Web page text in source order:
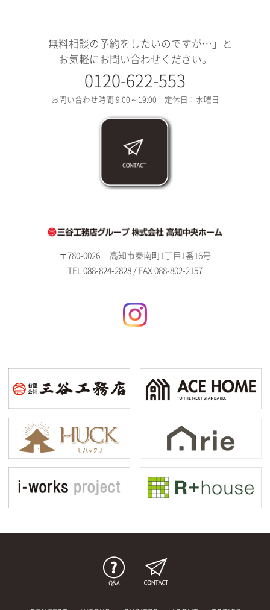
「無料相談の予約をしたいのですが…」と
お気軽にお問い合わせください。
0120-622-553
お問い合わせ時間 9:00～19:00 定休日：水曜日
〒780-0026
高知市秦南町1丁目1番16号
TEL 088-824-2828 / FAX 088-802-2157